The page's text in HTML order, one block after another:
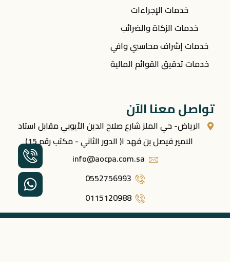
خدمات الإجراءات
خدمات الزكاة والضرائب
خدمات إشراف محاسبي وافي
خدمات تدقيق القوائم المالية
تواصل معنا الآن
الرياض- حي الملز شارع صلاح الدين الأيوبي مقابل استاد
الامير فيصل بن فهد ا( الدور الثاني - مكتب رقم 15)
info@aocpa.com.sa
0552756993
0115120988